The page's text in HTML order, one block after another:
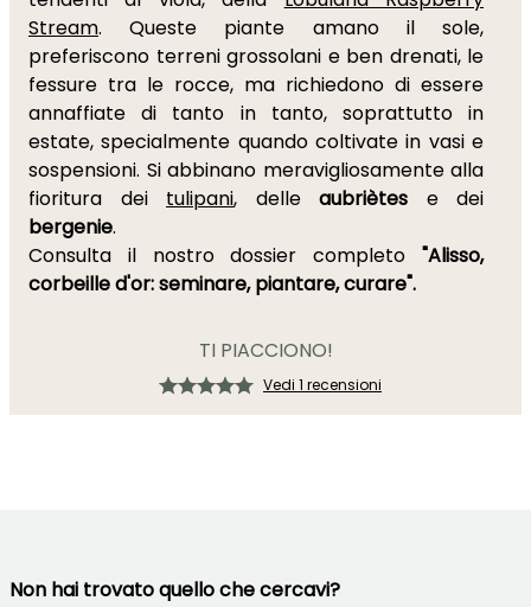
Stream. Queste piante amano il sole,
preferiscono terreni grossolani e ben drenati, le
fessure tra le rocce, ma richiedono di essere
annaffiate di tanto in tanto, soprattutto in
estate, specialmente quando coltivate in vasi e
sospensioni. Si abbinano meravigliosamente alla
fioritura dei tulipani, delle aubriètes e dei
bergenie.
Consulta il nostro dossier completo "Alisso,
corbeille d'or: seminare, piantare, curare".
TI PIACCIONO!
Vedi 1 recensioni
Non hai trovato quello che cercavi?